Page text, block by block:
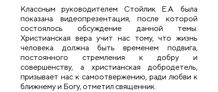
Классным руководителем Стойлик Е.А. была
показана видеопрезентация, после которой
состоялось обсуждение данной темы.
Христианская вера учит нас тому, что жизнь
человека должна быть временем подвига,
постоянного стремления к добру и
совершенству, а христианская добродетель,
призывает нас к самоотвержению, ради любви к
ближнему и Богу, отметил священник.